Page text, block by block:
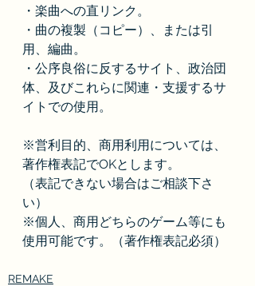
・楽曲への直リンク。
・曲の複製（コピー）、または引
用、編曲。
・公序良俗に反するサイト、政治団
体、及びこれらに関連・支援するサ
イトでの使用。
※営利目的、商用利用については、
著作権表記でOKとします。
（表記できない場合はご相談下さ
い）
※個人、商用どちらのゲーム等にも
使用可能です。（著作権表記必須）
REMAKE